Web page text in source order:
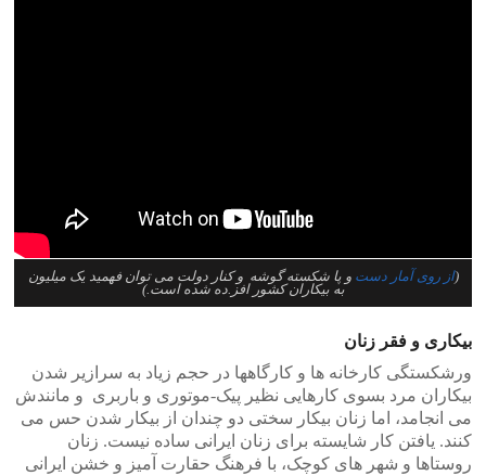
(از روی آمار دست و پا شکسته گوشه و کنار دولت می توان فهمید یک میلیون
به بیکاران کشور افز.ده شده است.)
بیکاری و فقر زنان
ورشکستگی کارخانه ها و کارگاهها در حجم زیاد به سرازیر شدن
بیکاران مرد بسوی کارهایی نظیر پیک-موتوری و باربری و مانندش
می انجامد، اما زنان بیکار سختی دو چندان از بیکار شدن حس می
کنند. یافتن کار شایسته برای زنان ایرانی ساده نیست. زنان
روستاها و شهر های کوچک، با فرهنگ حقارت آمیز و خشن ایرانی